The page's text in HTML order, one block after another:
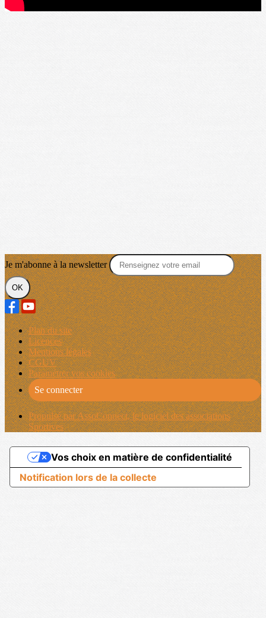
Je m'abonne à la newsletter
OK
Plan du site
Licences
Mentions légales
CGUV
Paramétrer vos cookies
Se connecter
Propulsé par AssoConnect, le logiciel des associations
Sportives
Notification lors de la collecte
Vos choix en matière de confidentialité